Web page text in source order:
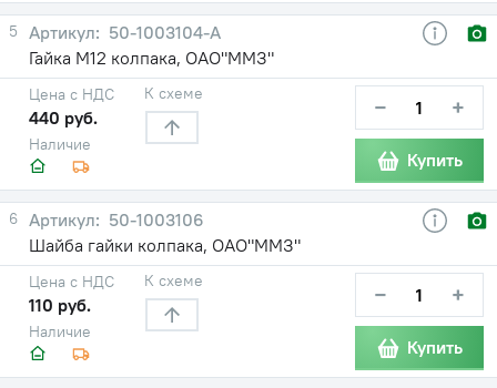
5
50-1003104-А
Гайка М12 колпака, ОАО"ММЗ"
Наличие
Цена с НДС
440 руб.
К схеме − +
Купить
6
50-1003106
Шайба гайки колпака, ОАО"ММЗ"
Наличие
Цена с НДС
110 руб.
К схеме − +
Купить